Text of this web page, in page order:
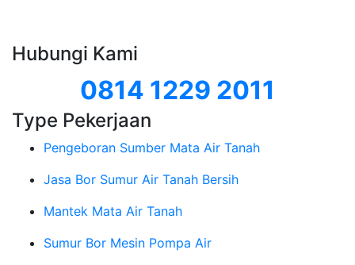
Hubungi Kami
0814 1229 2011
Type Pekerjaan
Pengeboran Sumber Mata Air Tanah
Jasa Bor Sumur Air Tanah Bersih
Mantek Mata Air Tanah
Sumur Bor Mesin Pompa Air